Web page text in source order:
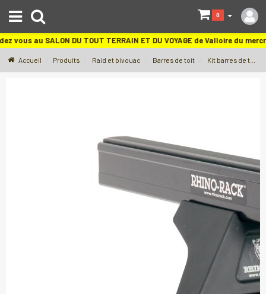
vous au SALON DU TOUT TERRAIN ET DU VOYAGE de Valloire du
0
Accueil Produits Raid et bivouac Barres de toit Kit barres de toit spécifique